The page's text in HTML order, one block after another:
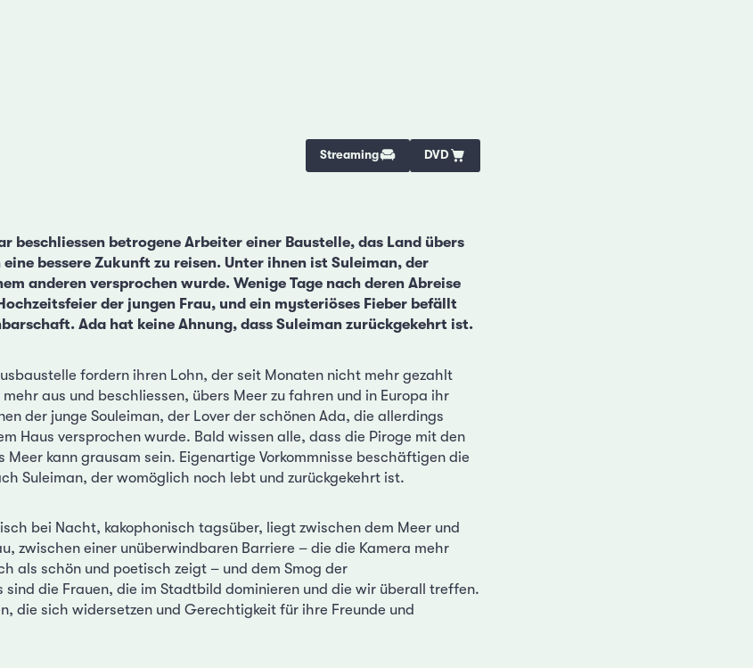
Streaming DVD
beschliessen betrogene Arbeiter einer Baustelle, das Land übers
bessere Zukunft zu reisen. Unter ihnen ist Suleiman, der
anderen versprochen wurde. Wenige Tage nach deren Abreise
der jungen Frau, und ein mysteriöses Fieber befällt
Ada hat keine Ahnung, dass Suleiman zurückgekehrt ist.
fordern ihren Lohn, der seit Monaten nicht mehr gezahlt
aus und beschliessen, übers Meer zu fahren und in Europa ihr
der junge Souleiman, der Lover der schönen Ada, die allerdings
Haus versprochen wurde. Bald wissen alle, dass die Piroge mit den
Meer kann grausam sein. Eigenartige Vorkommnisse beschäftigen die
Suleiman, der womöglich noch lebt und zurückgekehrt ist.
bei Nacht, kakophonisch tagsüber, liegt zwischen dem Meer und
zwischen einer unüberwindbaren Barriere – die die Kamera mehr
als schön und poetisch zeigt – und dem Smog der
sind die Frauen, die im Stadtbild dominieren und die wir überall treffen.
die sich widersetzen und Gerechtigkeit für ihre Freunde und